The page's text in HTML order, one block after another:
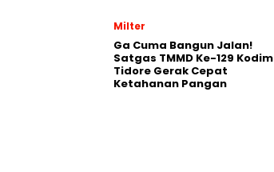
Milter
Ga Cuma Bangun Jalan!
Satgas TMMD Ke-129 Kodim
Tidore Gerak Cepat
Ketahanan Pangan